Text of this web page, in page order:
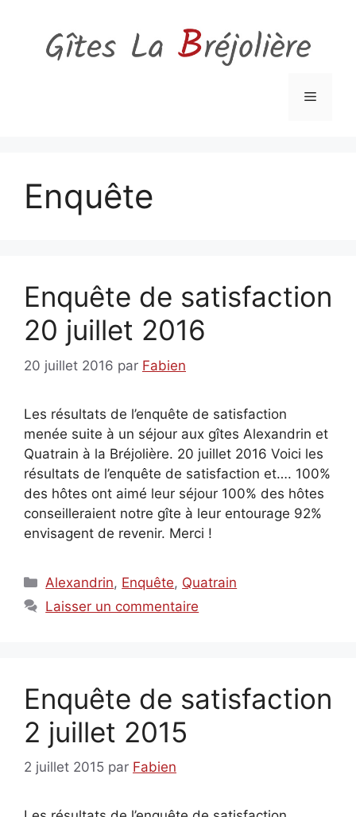
contenu
Menu
Enquête
Enquête de satisfaction
20 juillet 2016
20 juillet 2016 par Fabien
Les résultats de l’enquête de satisfaction
menée suite à un séjour aux gîtes Alexandrin et
Quatrain à la Bréjolière. 20 juillet 2016 Voici les
résultats de l’enquête de satisfaction et…. 100%
des hôtes ont aimé leur séjour 100% des hôtes
conseilleraient notre gîte à leur entourage 92%
envisagent de revenir. Merci !
Catégories
Alexandrin, Enquête, Quatrain
Laisser un commentaire
Enquête de satisfaction
2 juillet 2015
2 juillet 2015 par Fabien